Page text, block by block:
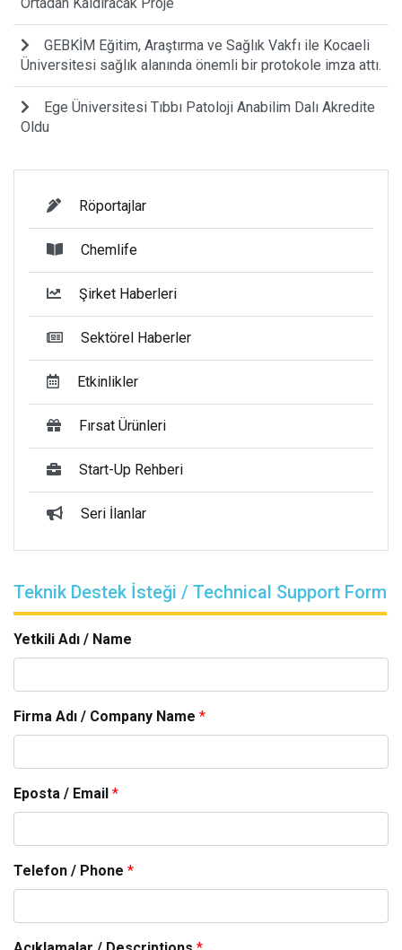
Ortadan Kaldıracak Proje
GEBKİM Eğitim, Araştırma ve Sağlık Vakfı ile Kocaeli
Üniversitesi sağlık alanında önemli bir protokole imza attı.
Ege Üniversitesi Tıbbı Patoloji Anabilim Dalı Akredite
Oldu
Röportajlar
Chemlife
Şirket Haberleri
Sektörel Haberler
Etkinlikler
Fırsat Ürünleri
Start-Up Rehberi
Seri İlanlar
Teknik Destek İsteği / Technical Support Form
Yetkili Adı / Name
Firma Adı / Company Name *
Eposta / Email *
Telefon / Phone *